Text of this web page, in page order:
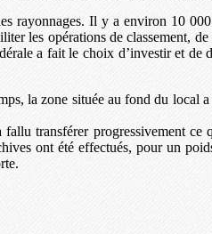
rayonnages. Il y a environ 10
les opérations de classement,
a fait le choix d’investir et de
la zone située au fond du local
transférer progressivement
ont été effectués, pour un